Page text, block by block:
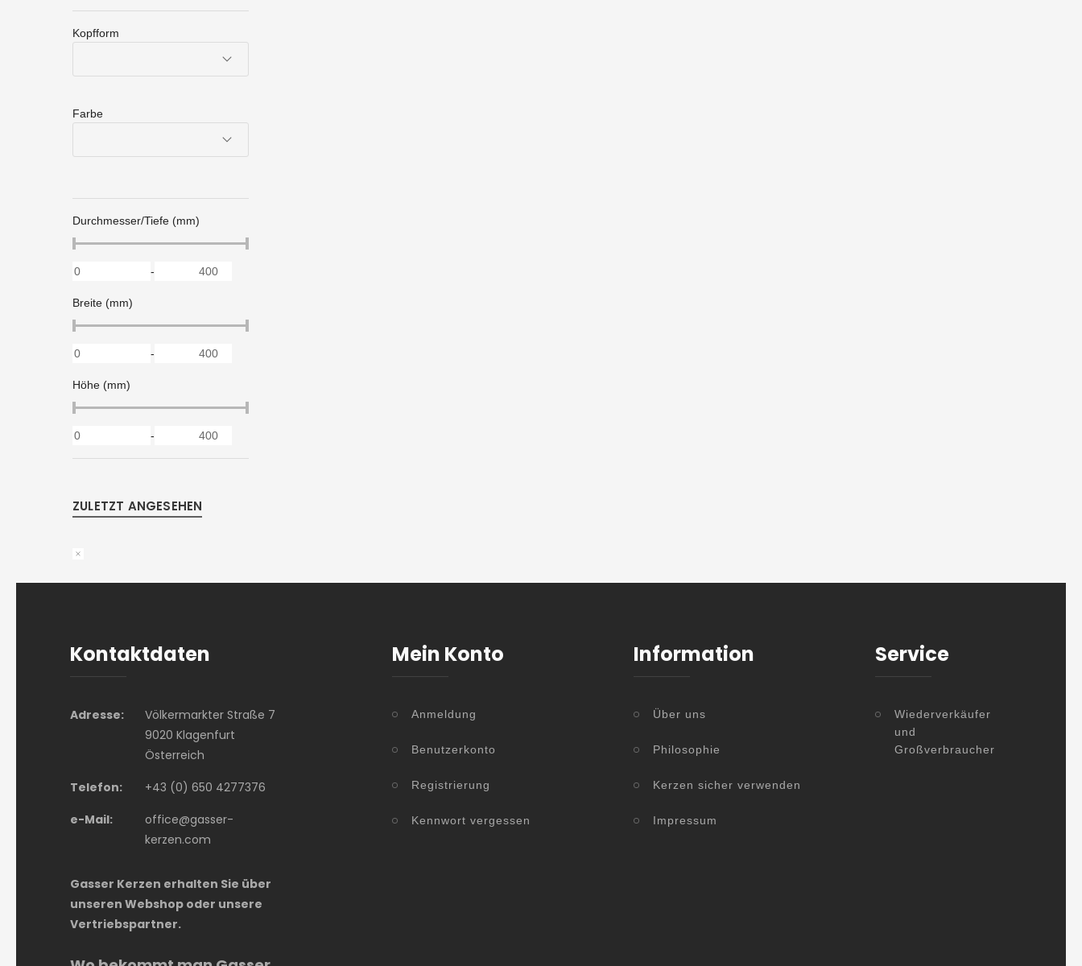
Kopfform
Farbe
Durchmesser/Tiefe (mm)
-
Breite (mm)
-
Höhe (mm)
-
ZULETZT ANGESEHEN
Kontaktdaten
Adresse:
Völkermarkter Straße 7
9020 Klagenfurt
Österreich
Telefon:
+43 (0) 650 4277376
e-Mail:
office@gasser-
kerzen.com
Gasser Kerzen erhalten Sie über
unseren Webshop oder unsere
Vertriebspartner.
Mein Konto
Anmeldung
Benutzerkonto
Registrierung
Kennwort vergessen
Information
Über uns
Philosophie
Kerzen sicher verwenden
Impressum
Service
Wiederverkäufer
und
Großverbraucher